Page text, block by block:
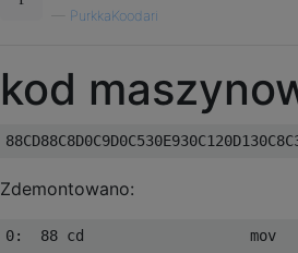
PurkkaKoodari
kod
Zdemontowano:
0:  88 cd                   mov